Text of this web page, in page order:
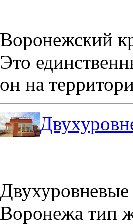
Воронежский
Это
он на
Двухуровневые
Воронежа тип